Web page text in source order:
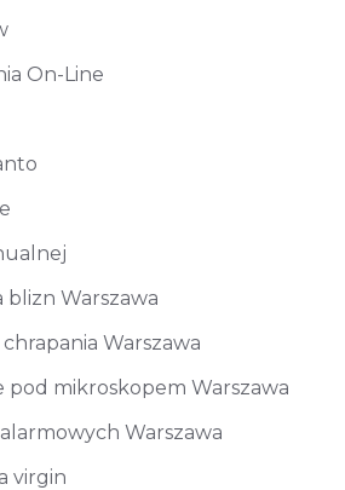
On-Line
blizn Warszawa
Warszawa
pod mikroskopem Warszawa
Warszawa
virgin